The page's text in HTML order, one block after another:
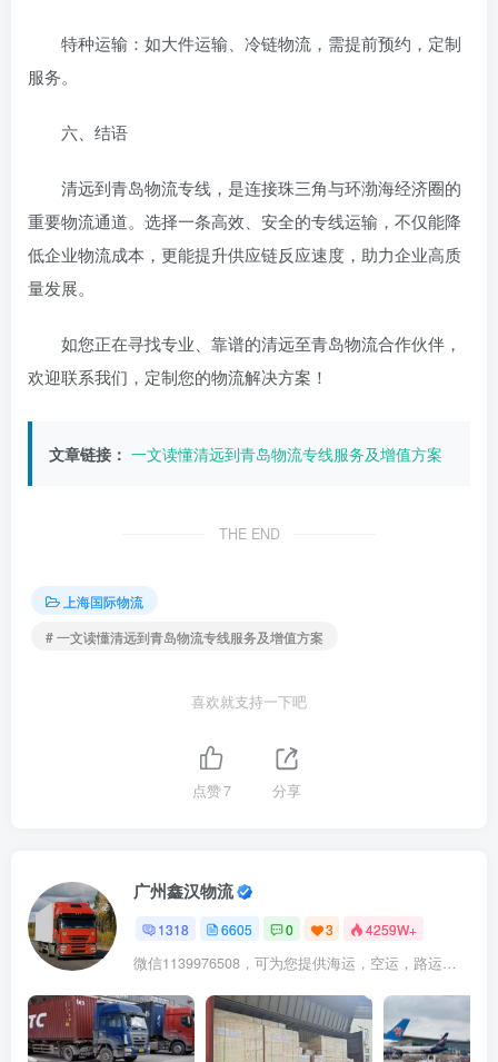
特种运输：如大件运输、冷链物流，需提前预约，定制
服务。
六、结语
清远到青岛物流专线，是连接珠三角与环渤海经济圈的
重要物流通道。选择一条高效、安全的专线运输，不仅能降
低企业物流成本，更能提升供应链反应速度，助力企业高质
量发展。
如您正在寻找专业、靠谱的清远至青岛物流合作伙伴，
欢迎联系我们，定制您的物流解决方案！
文章链接： 一文读懂清远到青岛物流专线服务及增值方案
THE END
上海国际物流
# 一文读懂清远到青岛物流专线服务及增值方案
喜欢就支持一下吧
点赞7 分享
广州鑫汉物流
1318 6605 0 3 4259W+
微信1139976508，可为您提供海运，空运，路运，铁路运输